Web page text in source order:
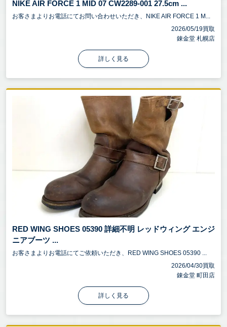
NIKE AIR FORCE 1 MID 07 CW2289-001 27.5cm ...
お客さまよりお電話にてお問い合わせいただき、NIKE AIR FORCE 1 M...
2026/05/19買取
錬金堂 札幌店
詳しく見る
RED WING SHOES 05390 詳細不明 レッドウィング エンジ
ニアブーツ ...
お客さまよりお電話にてご依頼いただき、RED WING SHOES 05390 ...
2026/04/30買取
錬金堂 町田店
詳しく見る